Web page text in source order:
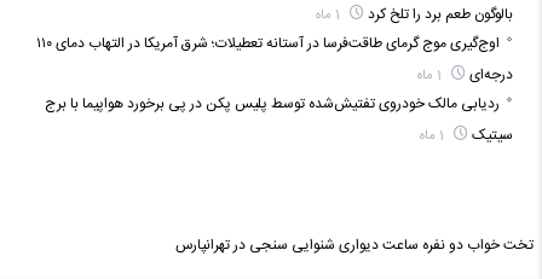
بالوگون طعم برد را تلخ کرد
اوج‌گیری موج گرمای طاقت‌فرسا در آستانه تعطیلات؛ شرق آمریکا در التهاب دمای ۱۱۰
درجه‌ای
ردیابی مالک خودروی تفتیش‌شده توسط پلیس پکن در پی برخورد هواپیما با برج
سیتیک
تخت خواب دو نفره ساعت دیواری شنوایی سنجی در تهرانپارس